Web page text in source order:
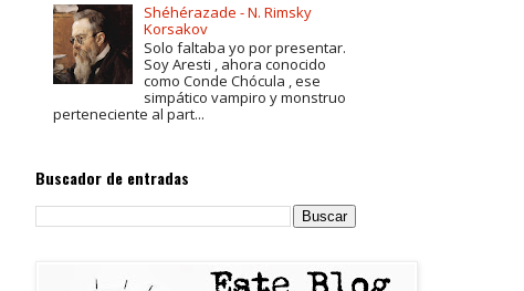
Shéhérazade - N. Rimsky
Korsakov
Solo faltaba yo por presentar.
Soy Aresti , ahora conocido
como Conde Chócula , ese
simpático vampiro y monstruo
perteneciente al part...
Buscador de entradas